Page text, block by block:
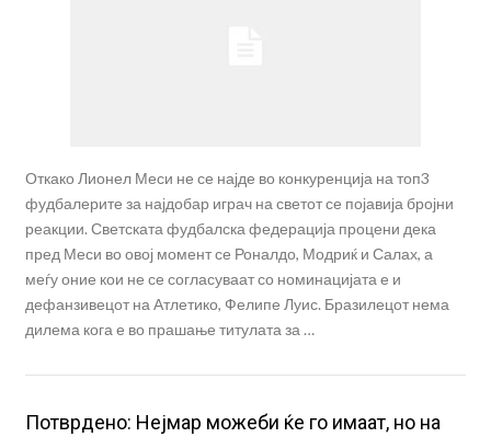
Откако Лионел Меси не се најде во конкуренција на топ3
фудбалерите за најдобар играч на светот се појавија бројни
реакции. Светската фудбалска федерација процени дека
пред Меси во овој момент се Роналдо, Модриќ и Салах, а
меѓу оние кои не се согласуваат со номинацијата е и
дефанзивецот на Атлетико, Фелипе Луис. Бразилецот нема
дилема кога е во прашање титулата за …
Потврдено: Нејмар можеби ќе го имаат, но на